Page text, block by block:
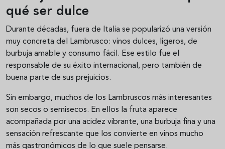
qué ser dulce
Durante décadas, fuera de Italia se popularizó una versión
muy concreta del Lambrusco: vinos dulces, ligeros, de
burbuja amable y consumo fácil. Ese estilo fue el
responsable de su éxito internacional, pero también de
buena parte de sus prejuicios.
Sin embargo, muchos de los Lambruscos más interesantes
son secos o semisecos. En ellos la fruta aparece
acompañada por una acidez vibrante, una burbuja fina y una
sensación refrescante que los convierte en vinos mucho
más gastronómicos de lo que suele pensarse.